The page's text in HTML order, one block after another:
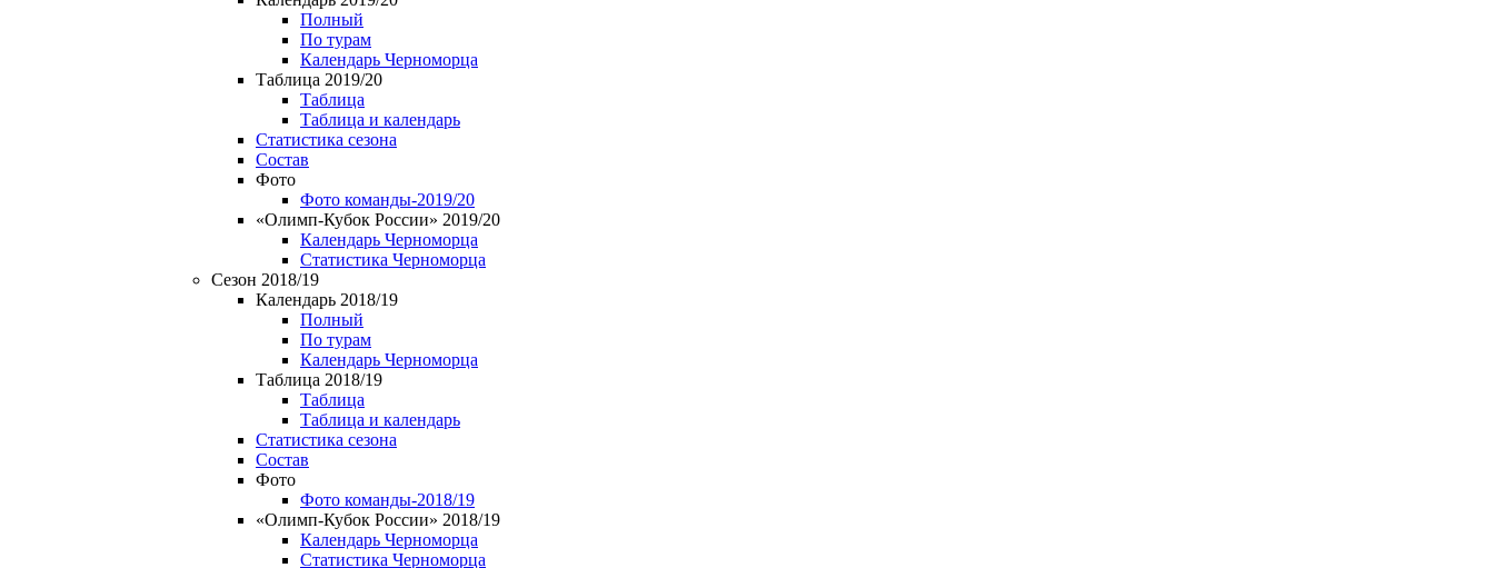
Полный
По турам
Календарь Черноморца
Таблица 2019/20
Таблица
Таблица и календарь
Статистика сезона
Состав
Фото
Фото команды-2019/20
«Олимп-Кубок России» 2019/20
Календарь Черноморца
Статистика Черноморца
Сезон 2018/19
Календарь 2018/19
Полный
По турам
Календарь Черноморца
Таблица 2018/19
Таблица
Таблица и календарь
Статистика сезона
Состав
Фото
Фото команды-2018/19
«Олимп-Кубок России» 2018/19
Календарь Черноморца
Статистика Черноморца